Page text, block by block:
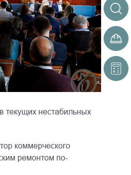
текущих нестабильных
коммерческого
ремонтом по-